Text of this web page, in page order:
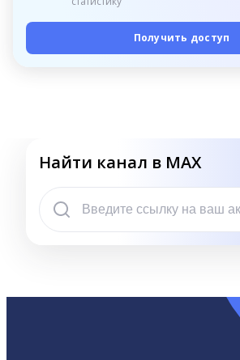
Получить доступ
Найти канал в MAX